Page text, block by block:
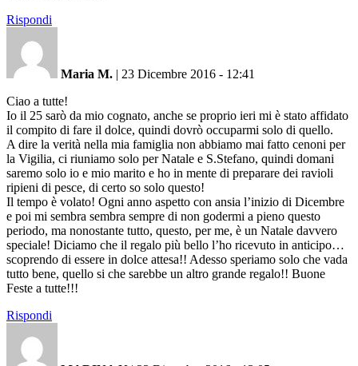
Rispondi
Maria M. | 23 Dicembre 2016 - 12:41
Ciao a tutte!
Io il 25 sarò da mio cognato, anche se proprio ieri mi è stato affidato
il compito di fare il dolce, quindi dovrò occuparmi solo di quello.
A dire la verità nella mia famiglia non abbiamo mai fatto cenoni per
la Vigilia, ci riuniamo solo per Natale e S.Stefano, quindi domani
saremo solo io e mio marito e ho in mente di preparare dei ravioli
ripieni di pesce, di certo so solo questo!
Il tempo è volato! Ogni anno aspetto con ansia l’inizio di Dicembre
e poi mi sembra sembra sempre di non godermi a pieno questo
periodo, ma nonostante tutto, questo, per me, è un Natale davvero
speciale! Diciamo che il regalo più bello l’ho ricevuto in anticipo…
scoprendo di essere in dolce attesa!! Adesso speriamo solo che vada
tutto bene, quello si che sarebbe un altro grande regalo!! Buone
Feste a tutte!!!
Rispondi